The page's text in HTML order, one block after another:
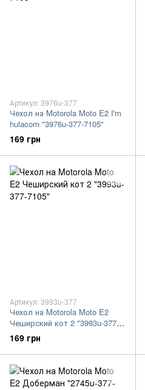
Артикул: 3976u-377
Чехол на Motorola Moto E2 I'm
hulacorn "3976u-377-7105"
169 грн
Артикул: 3993u-377
Чехол на Motorola Moto E2
Чеширский кот 2 "3993u-377-
7105"
169 грн